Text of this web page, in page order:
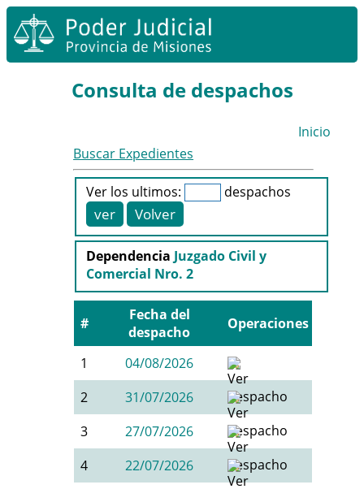
Consulta de despachos
Inicio
Buscar Expedientes
Ver los ultimos: despachos
Dependencia Juzgado Civil y
Comercial Nro. 2
#
Fecha del
despacho
Operaciones
1
04/08/2026
2
31/07/2026
3
27/07/2026
4
22/07/2026